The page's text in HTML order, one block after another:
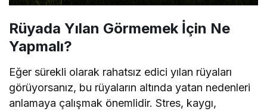
Rüyada Yılan Görmemek İçin Ne
Yapmalı?
Eğer sürekli olarak rahatsız edici yılan rüyaları
görüyorsanız, bu rüyaların altında yatan nedenleri
anlamaya çalışmak önemlidir. Stres, kaygı,